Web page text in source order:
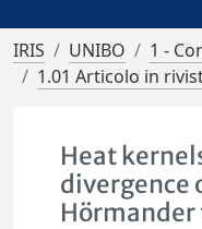
IRIS UNIBO
1 -
1.01 Articolo in
Heat
divergence
Hörmander